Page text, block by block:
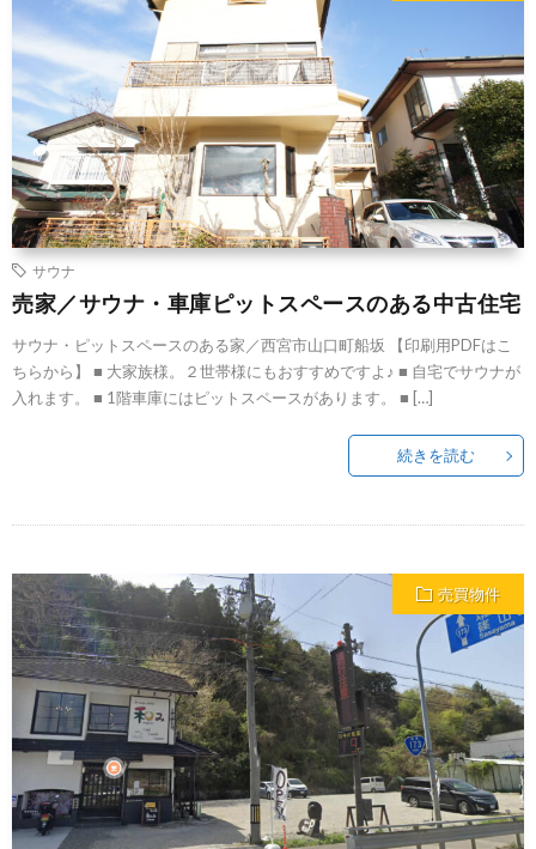
サウナ
売家／サウナ・車庫ピットスペースのある中古住宅
サウナ・ピットスペースのある家／西宮市山口町船坂 【印刷用PDFはこ
ちらから】 ■ 大家族様。２世帯様にもおすすめですよ♪ ■ 自宅でサウナが
入れます。 ■ 1階車庫にはピットスペースがあります。 ■ […]
続きを読む
売買物件